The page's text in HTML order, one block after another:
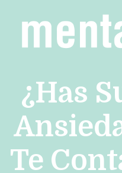
¿Has
Te